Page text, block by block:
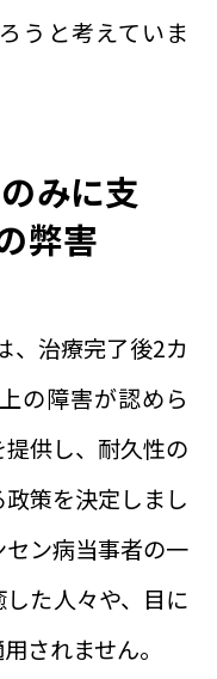
うと考えていま
みに支
弊害
、治療完了後2カ
の障害が認めら
供し、耐久性の
策を決定しまし
ン病当事者の一
た人々や、目に
されません。